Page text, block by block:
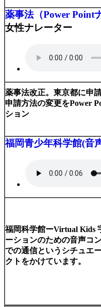
薬事法（Power Point
女性ナレーター
薬事法改正。東京都に申
申請方法の変更をPower
ション
福岡青少年科学館(音
福岡科学館ーVirtual Kids
ーションのための音声コ
での通信というシチュエ
クトをかけています。